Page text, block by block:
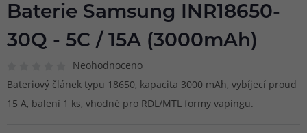
Baterie Samsung INR18650-
30Q - 5C / 15A (3000mAh)
Neohodnoceno
Bateriový článek typu 18650, kapacita 3000 mAh, vybíjecí proud
15 A, balení 1 ks, vhodné pro RDL/MTL formy vapingu.